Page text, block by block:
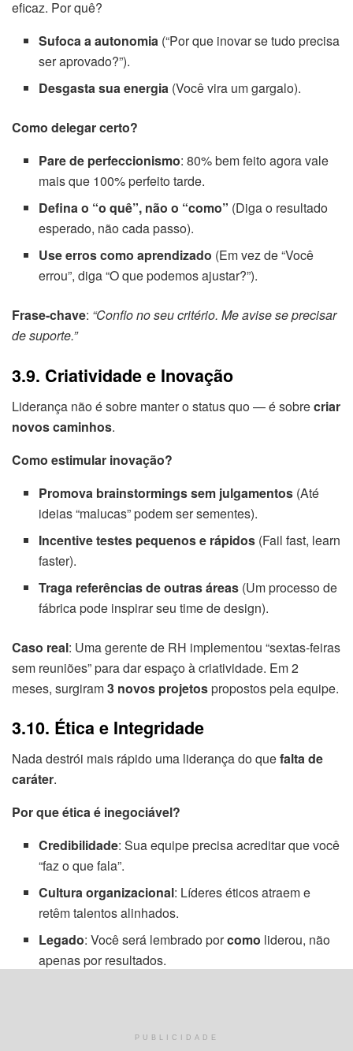
eficaz. Por quê?
Sufoca a autonomia (“Por que inovar se tudo precisa
ser aprovado?”).
Desgasta sua energia (Você vira um gargalo).
Como delegar certo?
Pare de perfeccionismo: 80% bem feito agora vale
mais que 100% perfeito tarde.
Defina o “o quê”, não o “como” (Diga o resultado
esperado, não cada passo).
Use erros como aprendizado (Em vez de “Você
errou”, diga “O que podemos ajustar?”).
Frase-chave: “Confio no seu critério. Me avise se precisar
de suporte.”
3.9. Criatividade e Inovação
Liderança não é sobre manter o status quo — é sobrecriar
novos caminhos.
Como estimular inovação?
Promova brainstormings sem julgamentos (Até
ideias “malucas” podem ser sementes).
Incentive testes pequenos e rápidos (Fail fast, learn
faster).
Traga referências de outras áreas (Um processo de
fábrica pode inspirar seu time de design).
Caso real: Uma gerente de RH implementou “sextas-feiras
sem reuniões” para dar espaço à criatividade. Em 2
meses, surgiram3 novos projetospropostos pela equipe.
3.10. Ética e Integridade
Nada destrói mais rápido uma liderança do quefalta de
caráter.
Por que ética é inegociável?
Credibilidade: Sua equipe precisa acreditar que você
“faz o que fala”.
Cultura organizacional: Líderes éticos atraem e
retêm talentos alinhados.
Legado: Você será lembrado porcomo liderou, não
apenas por resultados.
Assume erros publicamente.
PUBLICIDADE